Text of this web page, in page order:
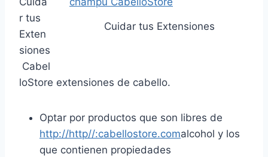
Cuidar tus Extensiones
r tus
Exten
siones
Cabel
loStore extensiones de cabello.
Optar por productos que son libres de
http://http//:cabellostore.comalcohol y los
que contienen propiedades